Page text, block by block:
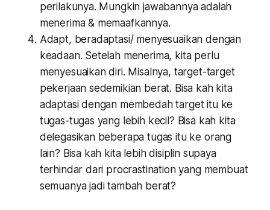
perilakunya. Mungkin jawabannya adalah
menerima & memaafkannya.
Adapt, beradaptasi/ menyesuaikan dengan
keadaan. Setelah menerima, kita perlu
menyesuaikan diri. Misalnya, target-target
pekerjaan sedemikian berat. Bisa kah kita
adaptasi dengan membedah target itu ke
tugas-tugas yang lebih kecil? Bisa kah kita
delegasikan beberapa tugas itu ke orang
lain? Bisa kah kita lebih disiplin supaya
terhindar dari procrastinationyang membuat
semuanya jadi tambah berat?